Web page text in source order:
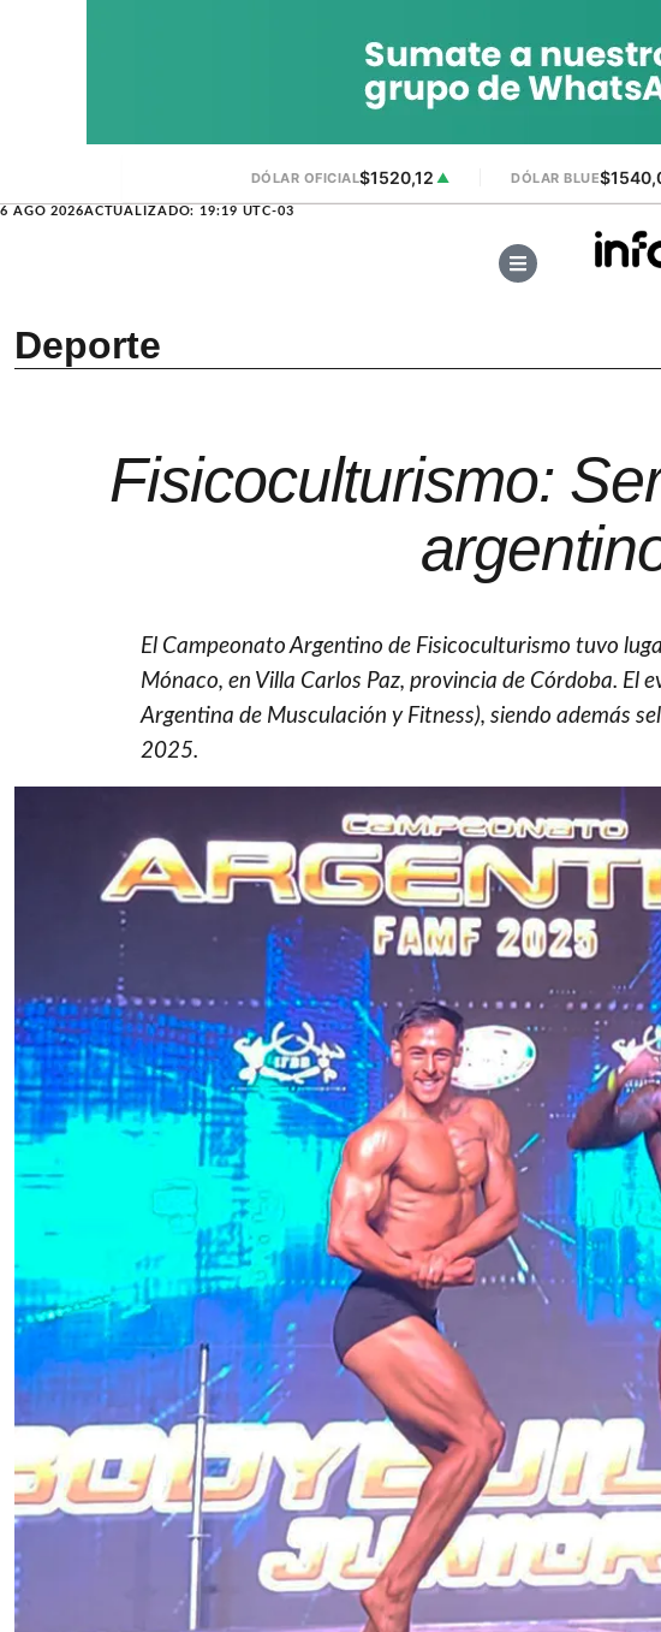
DÓLAR OFICIAL$1520,12 ▲ DÓLAR BLUE
6 AGO 2026ACTUALIZADO: 19:19 UTC-03
Deporte
Fisicoculturismo:
El Campeonato Argentino de Fisicoculturismo tuvo
Mónaco, en Villa Carlos Paz, provincia de Córdoba. El
Argentina de Musculación y Fitness), siendo además
2025.